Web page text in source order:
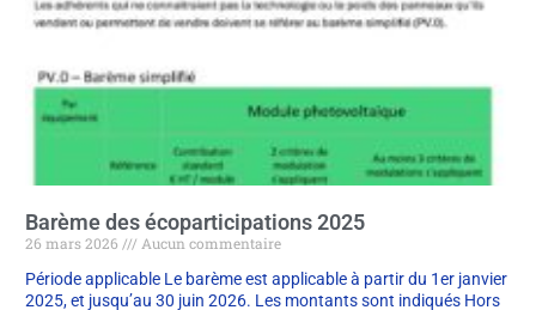
Barème des écoparticipations 2025
26 mars 2026
Aucun commentaire
Période applicable Le barème est applicable à partir du 1er janvier
2025, et jusqu’au 30 juin 2026. Les montants sont indiqués Hors